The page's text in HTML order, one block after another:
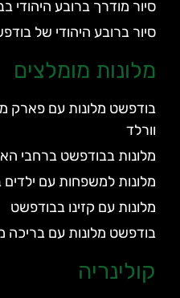
סיור מודרך ברובע היהודי
סיור ברובע היהודי של
מלונות מומלצים
בודפשט מלונות עם פארק
וורלד
מלונות בבודפשט ברחבי
מלונות למשפחות עם
מלונות עם קזינו בבודפשט
בודפשט מלונות עם בריכה
קולינריה